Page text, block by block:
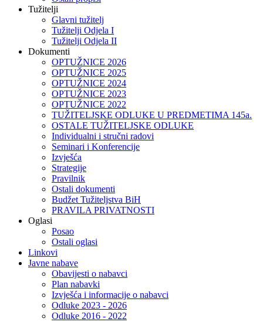
Tužitelji
Glavni tužitelj
Tužitelji Odjela I
Tužitelji Odjela II
Dokumenti
OPTUŽNICE 2026
OPTUŽNICE 2025
OPTUŽNICE 2024
OPTUŽNICE 2023
OPTUŽNICE 2022
TUŽITELJSKE ODLUKE U PREDMETIMA 145a.
OSTALE TUŽITELJSKE ODLUKE
Individualni i stručni radovi
Seminari i Konferencije
Izvješća
Strategije
Pravilnik
Ostali dokumenti
Budžet Tužiteljstva BiH
PRAVILA PRIVATNOSTI
Oglasi
Posao
Ostali oglasi
Linkovi
Javne nabave
Obavijesti o nabavci
Plan nabavki
Izvješća i informacije o nabavci
Odluke 2023 - 2026
Odluke 2016 - 2022